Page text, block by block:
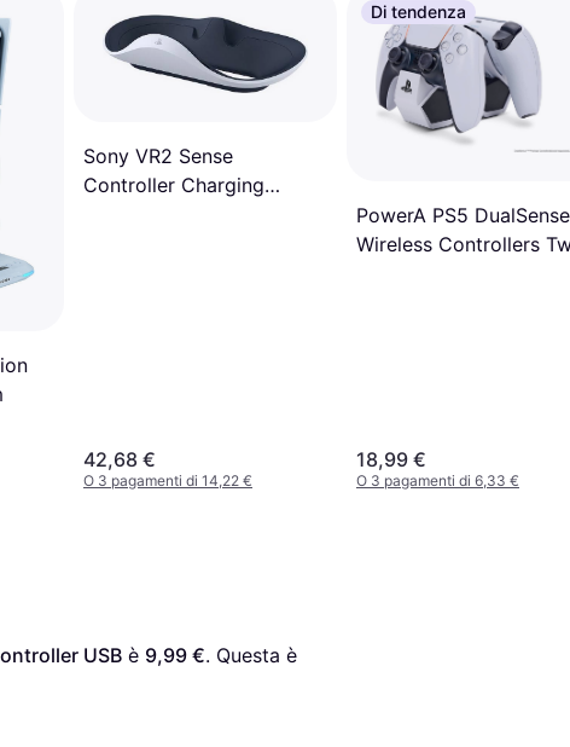
Sony VR2 Sense
Controller Charging
42,68 €
O 3 pagamenti di 14,22 €
Di tendenza
PowerA PS5 DualSense
Wireless Controllers
18,99 €
O 3 pagamenti di 6,33 €
USB è 9,99 €. Questa è